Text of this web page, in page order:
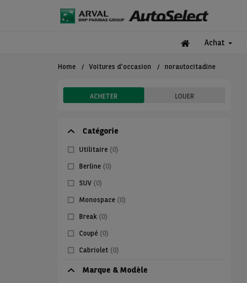
Achat
Home Voitures d'occasion norautocitadine
ACHETER LOUER
Catégorie
Utilitaire (0)
Berline (0)
SUV (0)
Monospace (0)
Break (0)
Coupé (0)
Cabriolet (0)
Marque & Modèle